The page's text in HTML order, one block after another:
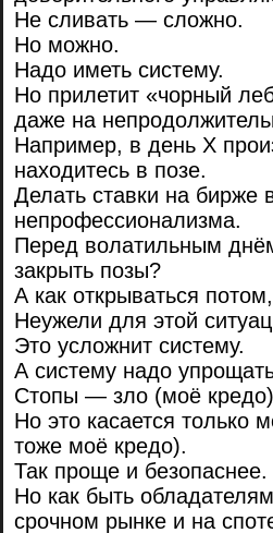
Не сливать — сложно.
Но можно.
Надо иметь систему.
Но прилетит «чорный
даже на
Например, в день Х
находитесь в позе.
Делать ставки на бирже
непрофессионализма.
Перед волатильным
закрыть позы?
А как открываться
Неужели для этой
Это усложнит систему.
А систему надо
Стопы — зло (моё
Но это касается только
тоже моё кредо).
Так проще и безопаснее.
Но как быть
срочном рынке и на